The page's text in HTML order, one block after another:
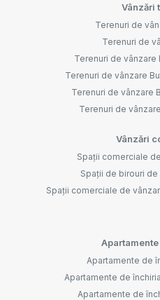
Vânzări
Terenuri de
Terenuri de
Terenuri de vânzare
Terenuri de vânzare
Terenuri de vânzare
Terenuri de
Vânzări
Spații comerciale
Spații de birouri
Spații comerciale de
Apartamente de
Apartamente de
Apartamente de